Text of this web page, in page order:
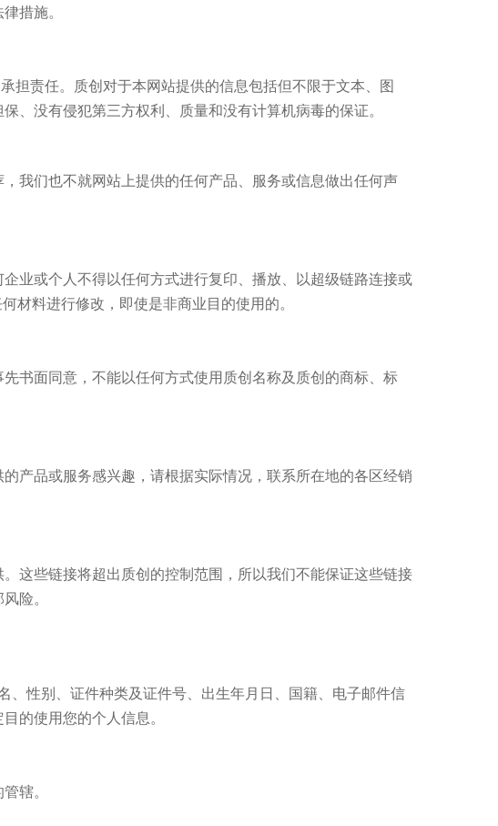
措施。
担责任。 质创 对于本网站提供的信息包括但不限于文本、图
、没有侵犯第三方权利、质量和没有计算机病毒的保证。
我们也不就网站上提供的任何产品、服务或信息做出任何声
业或个人不得以任何方式进行复印、播放、以超级链路连接或
材料进行修改，即使是非商业目的使用的。
先书面同意，不能以任何方式使用 质创 名称及 质创 的商标、标
品或服务感兴趣，请根据实际情况，联系所在地的各区经销
这些链接将超出 质创 的控制范围，所以我们不能保证这些链接
险。
、性别、证件种类及证件号、出生年月日、国籍、电子邮件信
的使用您的个人信息。
辖。